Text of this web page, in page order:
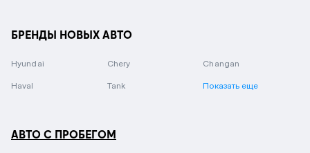
БРЕНДЫ НОВЫХ АВТО
Hyundai Chery Changan
Haval Tank Показать еще
АВТО С ПРОБЕГОМ